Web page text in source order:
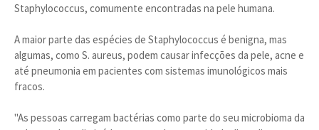
Staphylococcus, comumente encontradas na pele humana.
A maior parte das espécies de Staphylococcus é benigna, mas
algumas, como S. aureus, podem causar infecções da pele, acne e
até pneumonia em pacientes com sistemas imunológicos mais
fracos.
"As pessoas carregam bactérias como parte do seu microbioma da